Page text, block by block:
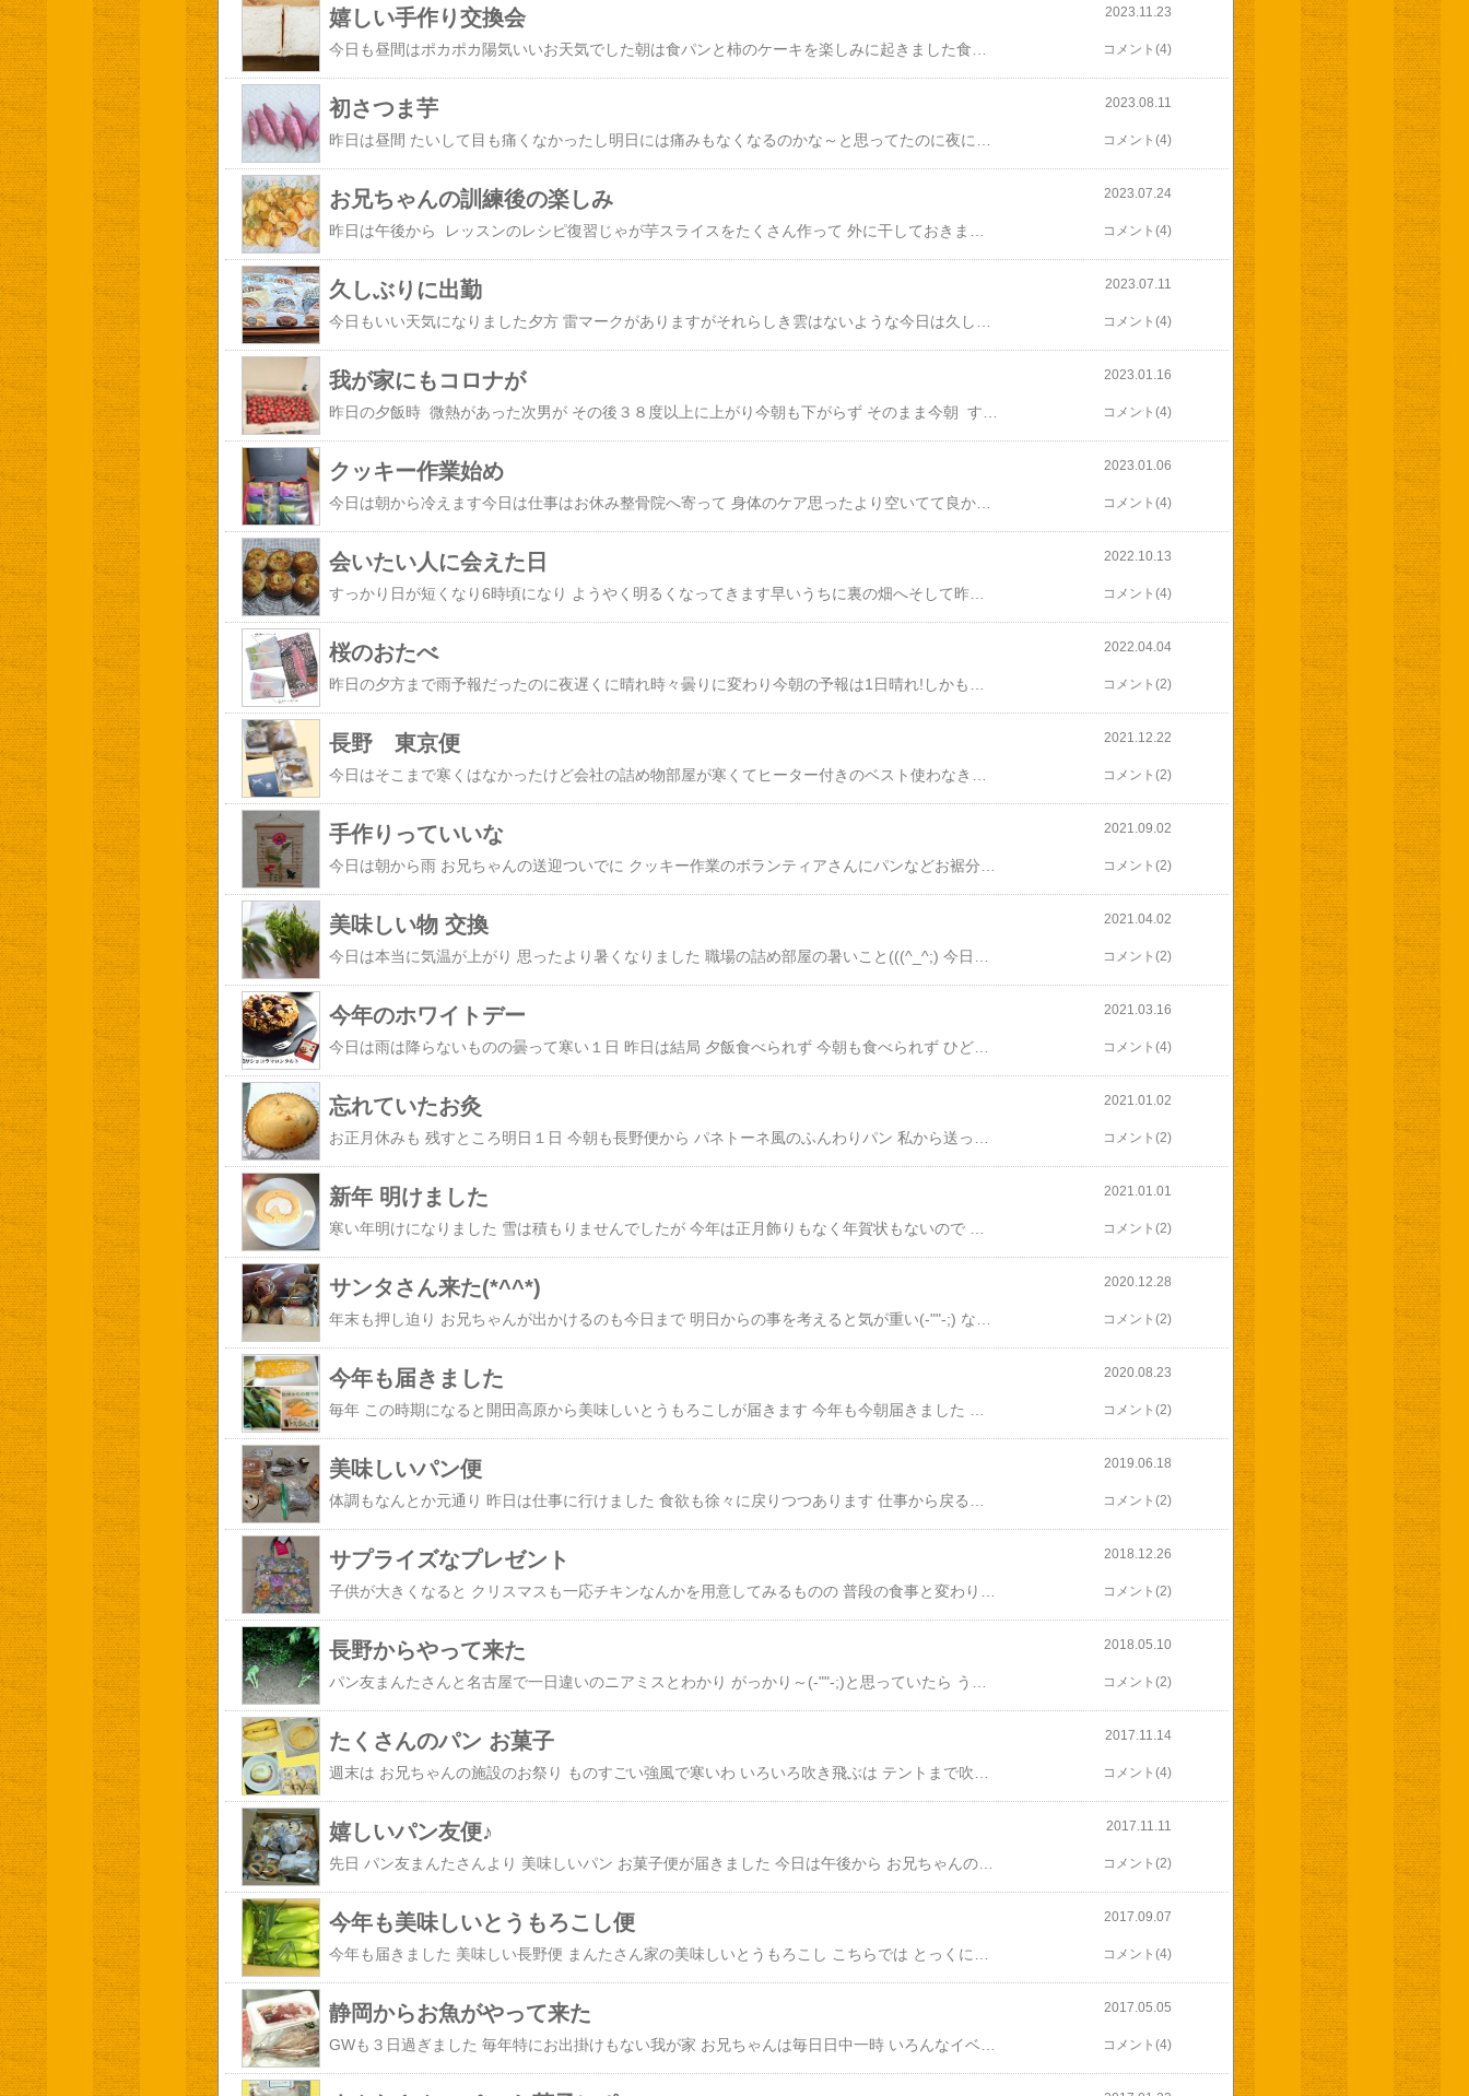
嬉しい手作り交換会 2023.11.23
コメント(4)
初さつま芋 2023.08.11
コメント(4)
お兄ちゃんの訓練後の楽しみ 2023.07.24
コメント(4)
久しぶりに出勤 2023.07.11
コメント(4)
我が家にもコロナが 2023.01.16
コメント(4)
クッキー作業始め
今日は朝から冷えます今日は仕事はお休み整骨院へ寄って 身体のケア思ったより空いてて良かったと思ったら朝イチは混んでたそうで ちょうど空いてきた頃着いたみたいケアの後はクッキー作業へ行ってきました昨日からなので焼きは終ってるかと思いきや少し残ってましたラベルつくりしながら ちょいちょいクッキー室内から遠ざかり 何とか昼過ぎまで参加できましたまた少し慣れたのかな去年いっぱいで春に入ったばかりの新人職員さんがやめちゃったんですおとなしいけど 優しくてかわいい人で残念に思ってたんですが何か注意されると いじめられていると思ってしまったのかそれをお母さんに話すと お母さんが施設に電話かけてくるというそれってモンペ(((((((・・;)やめる事も本人ではなく お母さんが電話してきたそうですそんなんじゃ どこへ行っても続かないね親の会から市の福祉課へ話し合いに行った事とか いろいろ話してたら昼休みが長くなり2時過ぎまで(((^_^;)私は次男のクリニックがあるので 帰ってきましたまだトヨタ系休みなので道は空いてるかと高をくくっていたら混んでるじゃないですか！ いつも以上に(-""-;)なんでかしら？ 休みだからお出かけかな帰り道も混んでそうだし 次男をクリニックに送ると 私は帰りました混んでるからと道を変更したら 渋滞にはまり(ー_ー;)どこも一緒さらに遠回りして渋滞さけて帰りましたお兄ちゃんを養護学校に送迎していた時覚えた道 いまだに覚えてますしかし 予約は4時 なのに6時過ぎてもまだ終わったと連絡なしいつ帰れるのかしら(-""-;)お正月に 頂いた お供えなど日本橋 錦豊琳のかりんとう旦那さんが以前 東京出張みやげに買ってきてくれました懐かしいLEAFMEMORYのチョコお裾分けに少し持って行ったらMary'sのチョコやクッキー 手作りゼリーなどもらって帰って来ました(^-^)
2023.01.06
コメント(4)
会いたい人に会えた日
すっかり日が短くなり6時頃になり ようやく明るくなってきます早いうちに裏の畑へそして昨日の夜仕込んだ生地を焼きましたパン教室の復習作り置きの金平使って 金平チーズフランス焼き立て美味しかった(^-^)今日はお兄ちゃんの通院の日障害児専門病院の歯科へ時間が遅かったので大丈夫でしたが工事箇所の多い事(-""-;)特に橋を越える辺りで ちょっと渋滞そしてその前にお楽しみが今回も のあぷ～さんと約束して通院前の短い時間ですが少しお話して いろいろ頂いて 手作りパンも 楽しみ♪面倒な通院も楽しみな日に(#^.^#)お兄ちゃんの歯科は相変わらず うゎ～ うぉ～ ぎゃ～と騒がしい(^_^;)))それでも歯科助手の方々 上手ねぇ～!えらいえらいと褒めてくれて 本当にありがたい虫歯はなかったので予定通り終わって施設へお昼には到着作業室に行くと 鬼まんじゅう作りの真っ最中実家の母からもらったさつま芋で沢山作ってくれました職員さんに大人気であっという間に完売(*^-^*)お昼は朝大量に収穫したツルムラサキと金時草を炒めてみんなでたべましたその後 実家へ鬼まんじゅうを届け掃除が終わったら施設の上層部や役員さん達が集まって開く役員会会場へ施設が所属する法人内に看護ステーションを作る事についての話し合いをするのに担当医師を勤めてくれている先生が産休中なのに赤ちゃん連れで来てくれました私達は その赤ちゃんのお守りに会場には異動で別の施設に移った職員さん達が出迎えてくれてお兄ちゃんが大好きだった職員さんは なんと体重147キロ！Σ(￣□￣;)ダイエットしたのに リバウンドして 元の体重より多くなってる元気そうだけど 糖尿が心配 糖尿家系ですからねそして担当医師のいうのはこの間 パンを送った静岡の先輩母の娘さんなので赤ちゃんは孫になるんです2時間弱の間 3人で赤ちゃんのお守り久しぶりに小さな赤ちゃん抱っこしてもう かわいいったらないね( ☆∀☆)お母さんそっくりオムツ替えもして オムツまでちっちゃくてかわいい時々泣かせてしまって 泣き声が会場まで聞こえるんじゃないかと焦ったけどそのうち抱っこも慣れてきてすやすや胸の中で寝ているのも 何とも言えずかわいくて腕は痛くなったけど めちゃくちゃ癒されました(*^-^*)結局 家に着いたら５時過ぎ作り置きがあるので 大した事してませんがやっぱり助かるわ(^_^;)))昨日採ってきた大根抜き菜は菜飯に茹でたら ぎゅっと絞って少しだけゴマ油まぶしておきますこうする事でビタミンAの吸収が何倍にもなりますそしてGI値も低くなり一石二鳥(^_^)v金平もまだ少し残ってたし煮なます 南瓜のベーグルに使った南瓜の焼き芋ホイル焼きも夕飯後 持ち帰り生地の成形 焼成南瓜のフィリング作って中に巻いてトッピング作って 茹でたベーグルに乗せて遅くなりましたが焼けました スイーツベーグルフィリング トッピング共に控えめで焼き立て美味しそうだけど明日のお楽しみ(*^-^*)
2022.10.13
コメント(4)
桜のおたべ 2022.04.04
コメント(2)
長野 東京便 2021.12.22
コメント(2)
手作りっていいな 2021.09.02
コメント(2)
美味しい物 交換 2021.04.02
コメント(2)
今年のホワイトデー
今日は雨は降らないものの曇って寒い１日 昨日は結局 夕飯食べられず 今朝も食べられず ひどい腹痛はないものの ずーっと痛みがあるので 近くの胃腸科へ行ってきました 最近 患者が少ないと聞いていたのに 待合室 患者さんでいっぱい(-""-;) 血液検査 レントゲンを撮ったりしたら 昼過ぎに まだ何となく鈍痛があるのですが 少し食欲も出て来て だるさもなくなってきました 単なる疲れかな・・・ 疲れると胃にくる事はよくあったけど 最近 痛みはあっても半日もすれば治まってたので レントゲンでは よくわからないけど 気になる箇所があるからと 大きな病院で検査を受ける事に なんだか大げさな事になっちゃったけど 本当は あれやこれや 作りたいパンやお菓子があったけど パンはまだ冷凍室にストックがあるし ホワイトデーにもらったお菓子もいろいろ ケーニヒスクローネのマロンタルト グリーンアースのチーズケーキ ケンズカフェのチョコレート 画像ありませんが 旦那さんは ファミマでクッキーとチョコの詰め合わせ 下のふたつは弟たちからで 今朝 実家の母がもって来てくれました マロンタルトも まだ半分残ってるので これじゃ お菓子も作れないわ(((^_^;) 今日はのんびりします
2021.03.16
コメント(4)
忘れていたお灸 2021.01.02
コメント(2)
新年 明けました 2021.01.01
コメント(2)
サンタさん来た(*^^*) 2020.12.28
コメント(2)
今年も届きました 2020.08.23
コメント(2)
美味しいパン便 2019.06.18
コメント(2)
サプライズなプレゼント 2018.12.26
コメント(2)
長野からやって来た 2018.05.10
コメント(2)
たくさんのパン お菓子 2017.11.14
コメント(4)
嬉しいパン友便♪
先日 パン友まんたさんより 美味しいパン お菓子便が届きました 今日は午後から お兄ちゃんの施設のお祭り 準備で今週は大忙し(((^_^;)* 忙しくて疲れると甘い物が食べたくなるのよね～ 開けて びっくり こんなにたくさん！！ どれから頂こうかしら・・・ と悩む間もなく まずはこれ！ 生姜の生キャラメル！ 毎回 間違いない美味しさ 本当に楽しみなのです♪ 他にも いくつかお腹の中に入りましたが また 後日紹介させて頂きます ありがとうございました(*^^*) うちの庭にひっそりと まだ残っているミニトマト もう 枯れかけてるのに 実を付けてるの トマトは もうとっくに片付けたけど 頑張って実を付けてると片付けられない でも プランターだし邪魔にもならないので 本当に枯れてしまうまで もう少し このままで
2017.11.11
コメント(2)
今年も美味しいとうもろこし便 2017.09.07
コメント(4)
静岡からお魚がやって来た
GWも３日過ぎました 毎年特にお出掛けもない我が家 お兄ちゃんは毎日日中一時 いろんなイベントがあり楽しそう♪ 私はといえば 家事に畑仕事に過ぎていく そんな中 静岡から先輩母が美味しいお魚を持ってやって来てくれました 娘さんふたり一緒に お兄ちゃんの大好きな桜えび 次男が大好きな鮪の刺身 昨日の夕飯は もう半解凍状態だった鰹の刺身 脂の乗って 柔らかくて 臭みもない 美味しかった～(*^^*) それなのに 夕飯前に柏餅とちまきを食べた旦那さん お腹を下して食べられませんでした(>_
2017.05.05
コメント(4)